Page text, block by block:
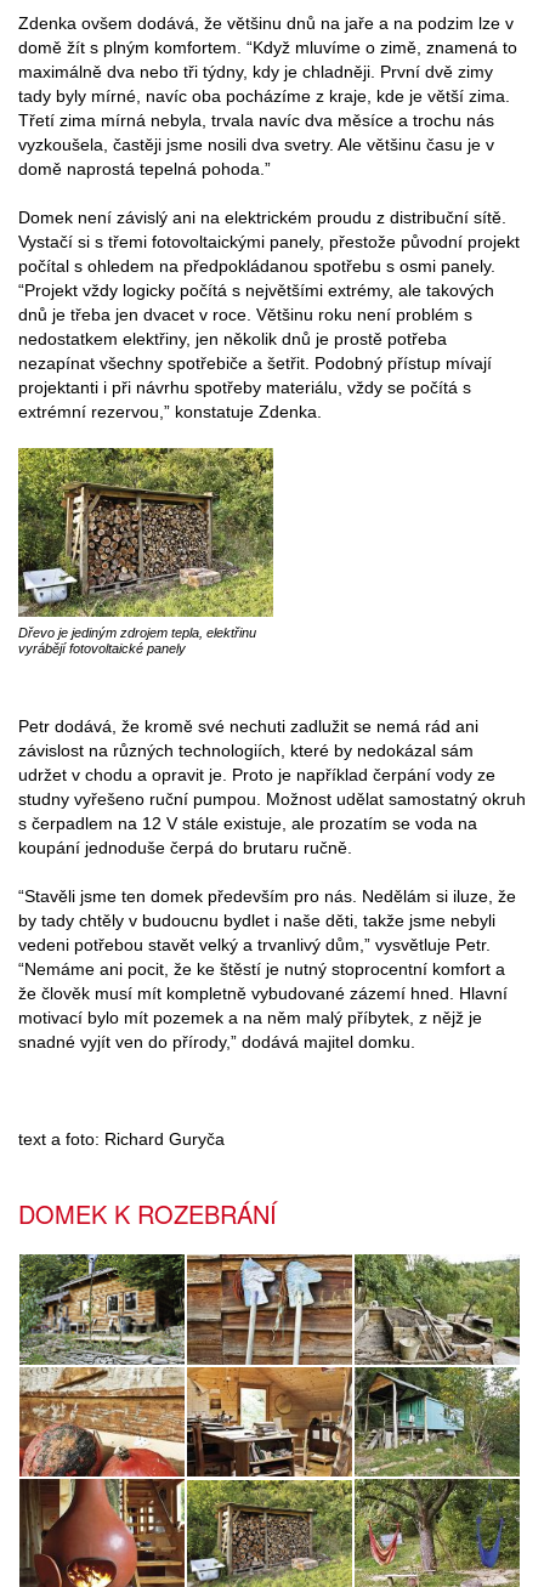
Zdenka ovšem dodává, že většinu dnů na jaře a na podzim lze v
domě žít s plným komfortem. “Když mluvíme o zimě, znamená to
maximálně dva nebo tři týdny, kdy je chladněji. První dvě zimy
tady byly mírné, navíc oba pocházíme z kraje, kde je větší zima.
Třetí zima mírná nebyla, trvala navíc dva měsíce a trochu nás
vyzkoušela, častěji jsme nosili dva svetry. Ale většinu času je v
domě naprostá tepelná pohoda.”
Domek není závislý ani na elektrickém proudu z distribuční sítě.
Vystačí si s třemi fotovoltaickými panely, přestože původní projekt
počítal s ohledem na předpokládanou spotřebu s osmi panely.
“Projekt vždy logicky počítá s největšími extrémy, ale takových
dnů je třeba jen dvacet v roce. Většinu roku není problém s
nedostatkem elektřiny, jen několik dnů je prostě potřeba
nezapínat všechny spotřebiče a šetřit. Podobný přístup mívají
projektanti i při návrhu spotřeby materiálu, vždy se počítá s
extrémní rezervou,” konstatuje Zdenka.
Dřevo je jediným zdrojem tepla, elektřinu
vyrábějí fotovoltaické panely
Petr dodává, že kromě své nechuti zadlužit se nemá rád ani
závislost na různých technologiích, které by nedokázal sám
udržet v chodu a opravit je. Proto je například čerpání vody ze
studny vyřešeno ruční pumpou. Možnost udělat samostatný okruh
s čerpadlem na 12 V stále existuje, ale prozatím se voda na
koupání jednoduše čerpá do brutaru ručně.
“Stavěli jsme ten domek především pro nás. Nedělám si iluze, že
by tady chtěly v budoucnu bydlet i naše děti, takže jsme nebyli
vedeni potřebou stavět velký a trvanlivý dům,” vysvětluje Petr.
“Nemáme ani pocit, že ke štěstí je nutný stoprocentní komfort a
že člověk musí mít kompletně vybudované zázemí hned. Hlavní
motivací bylo mít pozemek a na něm malý příbytek, z nějž je
snadné vyjít ven do přírody,” dodává majitel domku.
text a foto: Richard Guryča
DOMEK K ROZEBRÁNÍ